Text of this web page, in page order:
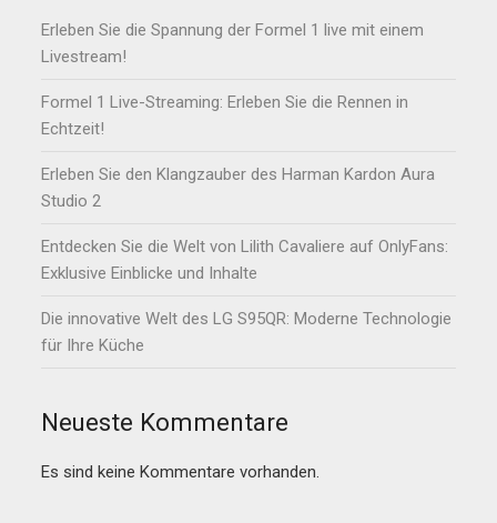
Erleben Sie die Spannung der Formel 1 live mit einem
Livestream!
Formel 1 Live-Streaming: Erleben Sie die Rennen in
Echtzeit!
Erleben Sie den Klangzauber des Harman Kardon Aura
Studio 2
Entdecken Sie die Welt von Lilith Cavaliere auf OnlyFans:
Exklusive Einblicke und Inhalte
Die innovative Welt des LG S95QR: Moderne Technologie
für Ihre Küche
Neueste Kommentare
Es sind keine Kommentare vorhanden.